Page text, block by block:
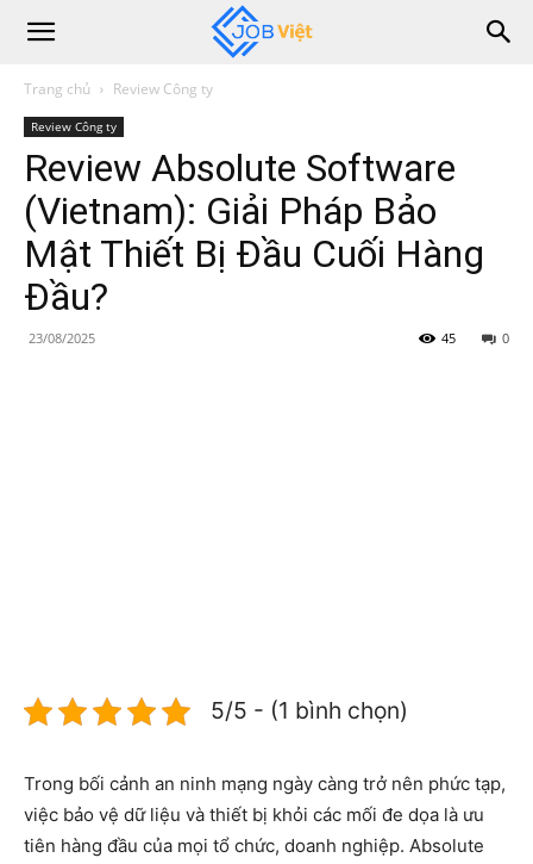
Trang chủ Review Công ty
Review Công ty
Review Absolute Software
(Vietnam): Giải Pháp Bảo
Mật Thiết Bị Đầu Cuối Hàng
Đầu?
23/08/2025 0
45
5/5 - (1 bình chọn)
Trong bối cảnh an ninh mạng ngày càng trở nên phức tạp,
việc bảo vệ dữ liệu và thiết bị khỏi các mối đe dọa là ưu
tiên hàng đầu của mọi tổ chức, doanh nghiệp. Absolute